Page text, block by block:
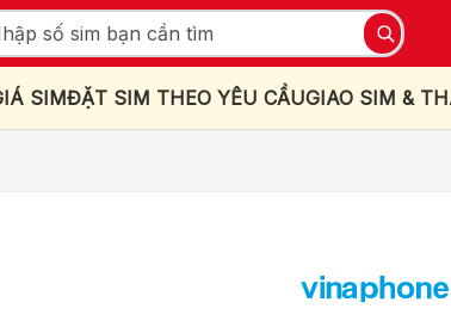
SIMĐẶT SIM THEO YÊU CẦUGIAO SIM &